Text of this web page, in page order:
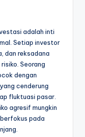
adalah inti
Setiap investor
dan reksadana
Seorang
dengan
cenderung
fluktuasi pasar.
agresif mungkin
pada